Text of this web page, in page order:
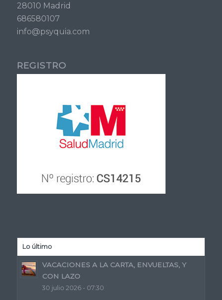
28010 Madrid
686580107
info@psyquia.com
REGISTRO
Lo último
VACACIONES A LA CARTA, ENVUELTAS, Y
CON LAZO
30 julio 2026 - 07:30